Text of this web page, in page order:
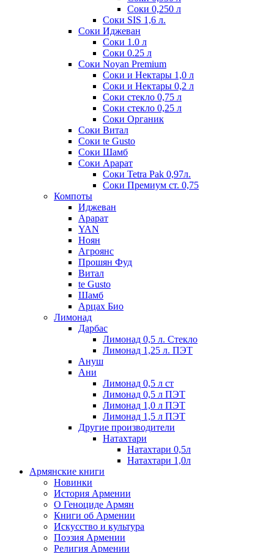
Соки 0,250 л
Соки SIS 1,6 л.
Соки Иджеван
Соки 1.0 л
Соки 0.25 л
Соки Noyan Premium
Соки и Нектары 1,0 л
Соки и Нектары 0,2 л
Соки стекло 0,75 л
Соки стекло 0,25 л
Соки Органик
Соки Витал
Соки te Gusto
Соки Шамб
Соки Арарат
Соки Tetra Pak 0,97л.
Соки Премиум ст. 0,75
Компоты
Иджеван
Арарат
YAN
Ноян
Агроянс
Прошян Фуд
Витал
te Gusto
Шамб
Арцах Био
Лимонад
Дарбас
Лимонад 0,5 л. Стекло
Лимонад 1,25 л. ПЭТ
Ануш
Ани
Лимонад 0,5 л ст
Лимонад 0,5 л ПЭТ
Лимонад 1,0 л ПЭТ
Лимонад 1,5 л ПЭТ
Другие производители
Натахтари
Натахтари 0,5л
Натахтари 1,0л
Армянские книги
Новинки
История Армении
О Геноциде Армян
Книги об Армении
Иcкусство и культура
Поэзия Армении
Религия Армении